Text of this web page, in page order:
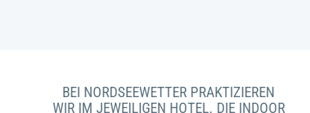
BEI NORDSEEWETTER PRAKTIZIEREN
WIR IM JEWEILIGEN HOTEL. DIE INDOOR